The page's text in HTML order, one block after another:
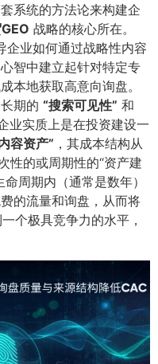
系统的方法论来构建企
战略的核心所在。​
企业如何通过战略性内容
智中建立起针对特定专
本地获取高意向询盘。
期的 ​“搜索可见性”​ 和
业实质上是在投资建设一
容资产”​ ​，其成本结构从
性的或周期性的“资产建
周期内（通常是数年）
的流量和询盘，从而将
个极具竞争力的水平，